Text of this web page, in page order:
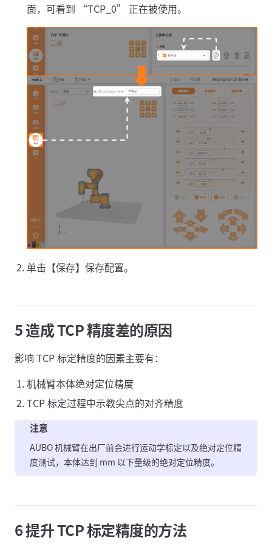
面，可看到 “TCP_0” 正在被使用。
单击【保存】保存配置。
5 造成 TCP 精度差的原因
影响 TCP 标定精度的因素主要有：
机械臂本体绝对定位精度
TCP 标定过程中示教尖点的对齐精度
注意
AUBO 机械臂在出厂前会进行运动学标定以及绝对定位精
度测试，本体达到 mm 以下量级的绝对定位精度。
6 提升 TCP 标定精度的方法